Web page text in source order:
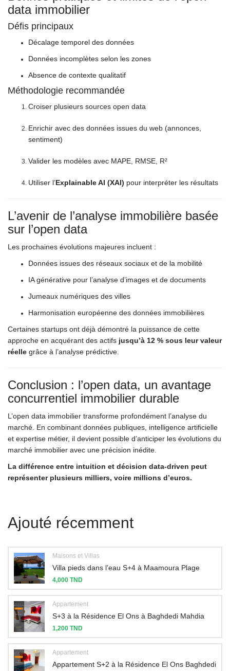
data immobilier
Défis principaux
Décalage temporel des données
Données incomplètes selon les zones
Absence de contexte qualitatif
Méthodologie recommandée
Croiser plusieurs sources open data
Enrichir avec des données issues du web (annonces,
sentiment)
Valider les modèles avec MAPE, RMSE, R²
Utiliser l’Explainable AI (XAI) pour interpréter les résultats
L’avenir de l’analyse immobilière basée
sur l’open data
Les prochaines évolutions majeures incluent :
Données issues des réseaux sociaux et de la mobilité
IA générative pour l’analyse d’images et de documents
Jumeaux numériques des villes
Harmonisation européenne des données immobilières
Certaines startups ont déjà démontré la puissance de cette
approche en acquérant des actifs jusqu’à 12 % sous leur valeur
réelle grâce à l’analyse prédictive.
Conclusion : l’open data, un avantage
concurrentiel immobilier durable
L’open data immobilier transforme profondément l’analyse du
marché. En combinant données publiques, intelligence artificielle
et expertise métier, il devient possible d’anticiper les évolutions du
marché immobilier avec une précision inédite.
La différence entre intuition et décision data-driven peut
représenter plusieurs milliers, voire millions d’euros.
Ajouté récemment
Maisons et Villas
Villa pieds dans l’eau S+4 à Maamoura Plage
4,000 TND
Appartement
S+3 à la Résidence El Ons à Baghdedi Mahdia
1,200 TND
Appartement
Appartement S+2 à la Résidence El Ons Baghdedi